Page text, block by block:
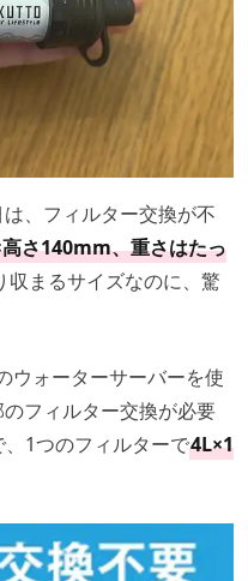
、フィルター交換が不
さ140mm、重さはたっ
収まるサイズなのに、驚
ウォーターサーバーを使
フィルター交換が必要
1つのフィルターで4L×1